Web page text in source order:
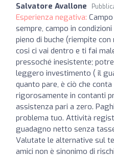
Salvatore Avallone
Esperienza negativa:
sempre, campo in
pieno di buche (riempite
cosi ci vai dentro e ti fai
pressoché inesistente;
leggero investimento ( il
quanto pare, è ciò che
rigorosamente in contanti
assistenza pari a zero.
problema tuo. Attività
guadagno netto senza
Valutate le alternative sul
amici non è sinonimo di